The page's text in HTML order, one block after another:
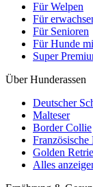
Für Welpen
Für
Für Senioren
Für Hunde
Super
Über Hunderassen
Deutscher
Malteser
Border Collie
Golden
Alles